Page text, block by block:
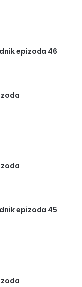
epizoda 46
epizoda 45